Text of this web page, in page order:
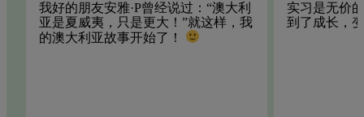
我好的朋友安雅·P曾经说过：“澳大利
亚是夏威夷，只是更大！”就这样，我
的澳大利亚故事开始了！
实习是无价
到了成长，